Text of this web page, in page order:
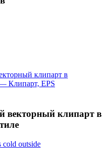
векторный клипарт в
cold outside